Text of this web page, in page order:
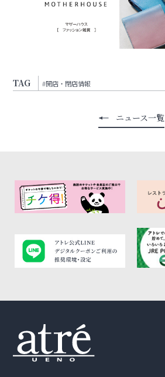
TAG #開店・閉店情報
ニュース一覧